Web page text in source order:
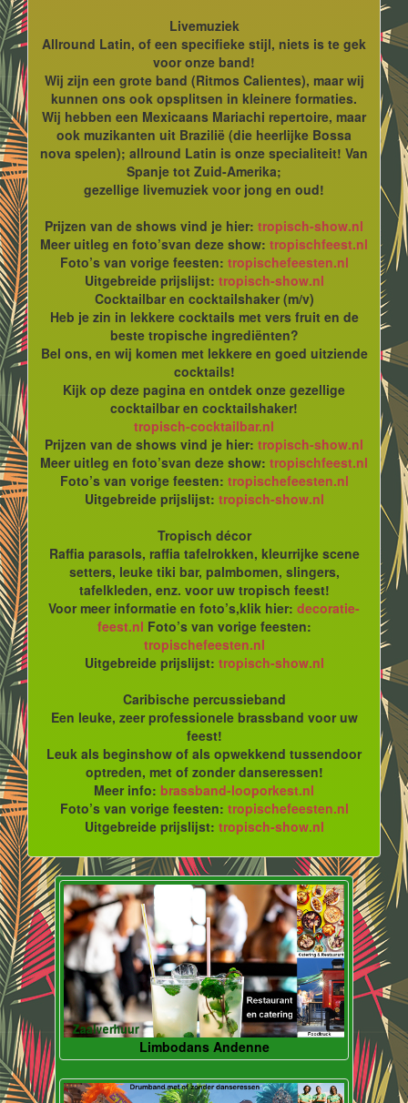
Livemuziek
Allround Latin, of een specifieke stijl, niets is te gek
voor onze band!
Wij zijn een grote band (Ritmos Calientes), maar wij
kunnen ons ook opsplitsen in kleinere formaties.
Wij hebben een Mexicaans Mariachi repertoire, maar
ook muzikanten uit Brazilië (die heerlijke Bossa
nova spelen); allround Latin is onze specialiteit! Van
Spanje tot Zuid-Amerika;
gezellige livemuziek voor jong en oud!
Prijzen van de shows vind je hier: tropisch-show.nl
Meer uitleg en foto’svan deze show: tropischfeest.nl
Foto’s van vorige feesten: tropischefeesten.nl
Uitgebreide prijslijst: tropisch-show.nl
Cocktailbar en cocktailshaker (m/v)
Heb je zin in lekkere cocktails met vers fruit en de
beste tropische ingrediënten?
Bel ons, en wij komen met lekkere en goed uitziende
cocktails!
Kijk op deze pagina en ontdek onze gezellige
cocktailbar en cocktailshaker!
tropisch-cocktailbar.nl
Prijzen van de shows vind je hier: tropisch-show.nl
Meer uitleg en foto’svan deze show: tropischfeest.nl
Foto’s van vorige feesten: tropischefeesten.nl
Uitgebreide prijslijst: tropisch-show.nl
Tropisch décor
Raffia parasols, raffia tafelrokken, kleurrijke scene
setters, leuke tiki bar, palmbomen, slingers,
tafelkleden, enz. voor uw tropisch feest!
Voor meer informatie en foto’s,klik hier: decoratie-
feest.nl Foto’s van vorige feesten:
tropischefeesten.nl
Uitgebreide prijslijst: tropisch-show.nl
Caribische percussieband
Een leuke, zeer professionele brassband voor uw
feest!
Leuk als beginshow of als opwekkend tussendoor
optreden, met of zonder danseressen!
Meer info: brassband-looporkest.nl
Foto’s van vorige feesten: tropischefeesten.nl
Uitgebreide prijslijst: tropisch-show.nl
Limbodans Andenne